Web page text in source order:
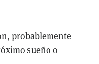
probablemente
sueño o